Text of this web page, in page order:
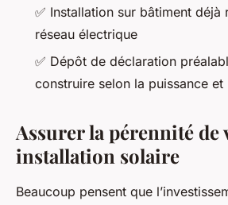
✅ Installation sur bâtiment déjà
réseau électrique
✅ Dépôt de déclaration
construire selon la puissance et
Assurer la pérennité de
installation solaire
Beaucoup pensent que